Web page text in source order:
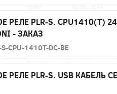
РЕЛЕ PLR-S. CPU1410(T)
- ЗАКАЗ
S-CPU-1410T-DC-BE
РЕЛЕ PLR-S. USB КАБЕЛЬ